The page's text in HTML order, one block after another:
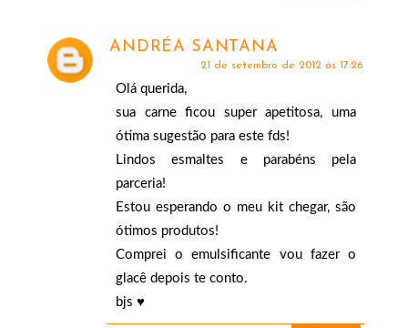
ANDRÉA SANTANA
21 de setembro de 2012 às 17:26
Olá querida,
sua carne ficou super apetitosa, uma
ótima sugestão para este fds!
Lindos esmaltes e parabéns pela
parceria!
Estou esperando o meu kit chegar, são
ótimos produtos!
Comprei o emulsificante vou fazer o
glacê depois te conto.
bjs ♥